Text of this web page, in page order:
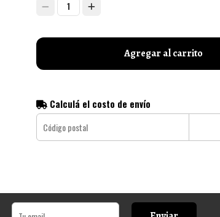
1
Agregar al carrito
Calculá el costo de envío